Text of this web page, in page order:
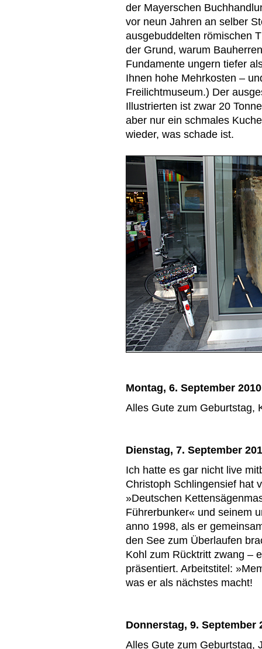
der Mayerschen
vor neun Jahren an selber
ausgebuddelten römischen
der Grund, warum
Fundamente ungern tiefer
Ihnen hohe Mehrkosten –
Freilichtmuseum.) Der
Illustrierten ist zwar 20
aber nur ein schmales
wieder, was schade ist.
Montag, 6. September 2010
Alles Gute zum Geburtstag,
Dienstag, 7. September
Ich hatte es gar nicht live
Christoph Schlingensief hat
»Deutschen
Führerbunker« und seinem
anno 1998, als er
den See zum Überlaufen
Kohl zum Rücktritt zwang –
präsentiert. Arbeitstitel:
was er als nächstes macht!
Donnerstag, 9. September
Alles Gute zum Geburtstag,